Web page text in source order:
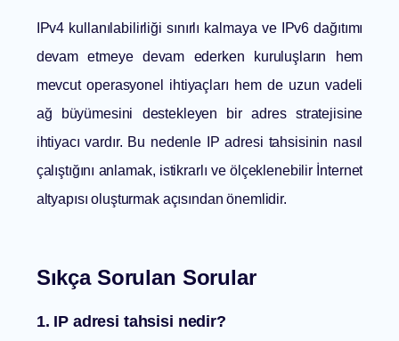
IPv4 kullanılabilirliği sınırlı kalmaya ve IPv6 dağıtımı
devam etmeye devam ederken kuruluşların hem
mevcut operasyonel ihtiyaçları hem de uzun vadeli
ağ büyümesini destekleyen bir adres stratejisine
ihtiyacı vardır. Bu nedenle
IP adresi tahsisinin nasıl
çalıştığını anlamak, istikrarlı ve ölçeklenebilir İnternet
altyapısı oluşturmak açısından önemlidir.
Sıkça Sorulan Sorular
1. IP adresi tahsisi nedir?